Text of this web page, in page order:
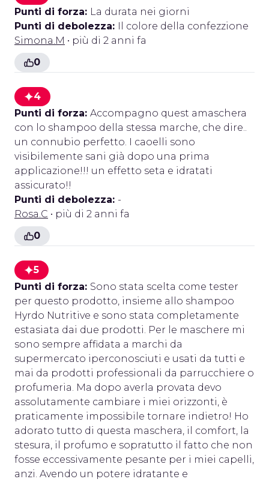
Punti di forza: La durata nei giorni
Punti di debolezza: Il colore della confezzione
Simona.M • più di 2 anni fa
0
4
Punti di forza: Accompagno quest amaschera
con lo shampoo della stessa marche, che dire..
un connubio perfetto. I caoelli sono
visibilemente sani già dopo una prima
applicazione!!! un effetto seta e idratati
assicurato!!
Punti di debolezza: -
Rosa.C • più di 2 anni fa
0
5
Punti di forza: Sono stata scelta come tester
per questo prodotto, insieme allo shampoo
Hyrdo Nutritive e sono stata completamente
estasiata dai due prodotti. Per le maschere mi
sono sempre affidata a marchi da
supermercato iperconosciuti e usati da tutti e
mai da prodotti professionali da parrucchiere o
profumeria. Ma dopo averla provata devo
assolutamente cambiare i miei orizzonti, è
praticamente impossibile tornare indietro! Ho
adorato tutto di questa maschera, il comfort, la
stesura, il profumo e sopratutto il fatto che non
fosse eccessivamente pesante per i miei capelli,
anzi. Avendo un potere idratante e